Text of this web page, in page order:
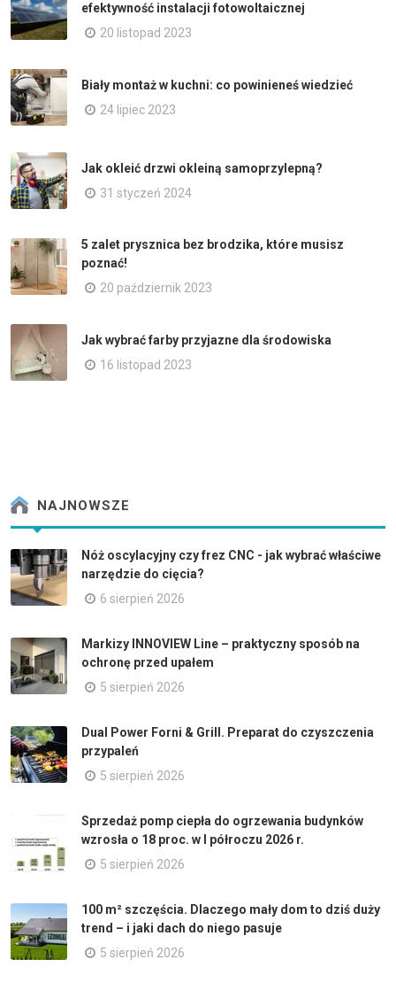
efektywność instalacji fotowoltaicznej
20 listopad 2023
Biały montaż w kuchni: co powinieneś wiedzieć
24 lipiec 2023
Jak okleić drzwi okleiną samoprzylepną?
31 styczeń 2024
5 zalet prysznica bez brodzika, które musisz
poznać!
20 październik 2023
Jak wybrać farby przyjazne dla środowiska
16 listopad 2023
NAJNOWSZE
Nóż oscylacyjny czy frez CNC - jak wybrać właściwe
narzędzie do cięcia?
6 sierpień 2026
Markizy INNOVIEW Line – praktyczny sposób na
ochronę przed upałem
5 sierpień 2026
Dual Power Forni & Grill. Preparat do czyszczenia
przypaleń
5 sierpień 2026
Sprzedaż pomp ciepła do ogrzewania budynków
wzrosła o 18 proc. w I półroczu 2026 r.
5 sierpień 2026
100 m² szczęścia. Dlaczego mały dom to dziś duży
trend – i jaki dach do niego pasuje
5 sierpień 2026